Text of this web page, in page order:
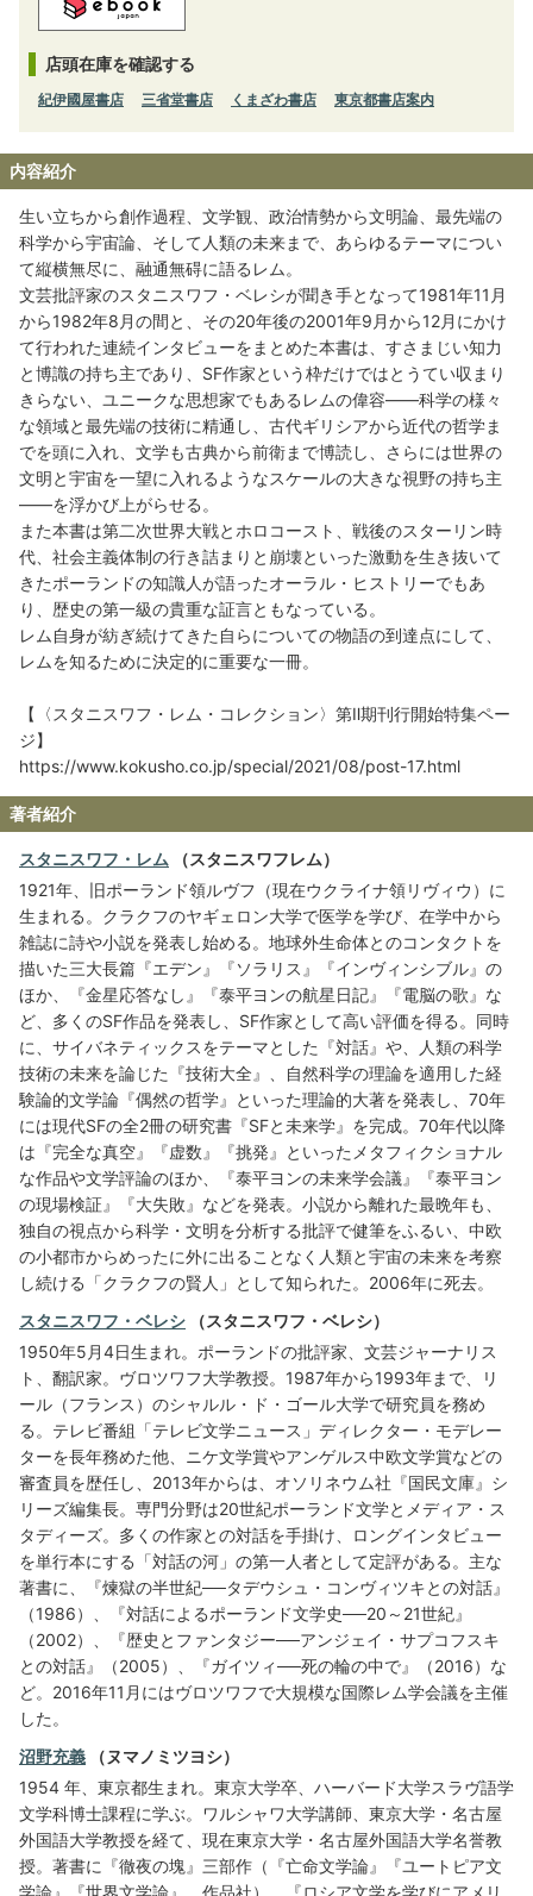
店頭在庫を確認する
紀伊國屋書店 三省堂書店 くまざわ書店 東京都書店案内
内容紹介
生い立ちから創作過程、文学観、政治情勢から文明論、最先端の
科学から宇宙論、そして人類の未来まで、あらゆるテーマについ
て縦横無尽に、融通無碍に語るレム。
文芸批評家のスタニスワフ・ベレシが聞き手となって1981年11月
から1982年8月の間と、その20年後の2001年9月から12月にかけ
て行われた連続インタビューをまとめた本書は、すさまじい知力
と博識の持ち主であり、SF作家という枠だけではとうてい収まり
きらない、ユニークな思想家でもあるレムの偉容――科学の様々
な領域と最先端の技術に精通し、古代ギリシアから近代の哲学ま
でを頭に入れ、文学も古典から前衛まで博読し、さらには世界の
文明と宇宙を一望に入れるようなスケールの大きな視野の持ち主
――を浮かび上がらせる。
また本書は第二次世界大戦とホロコースト、戦後のスターリン時
代、社会主義体制の行き詰まりと崩壊といった激動を生き抜いて
きたポーランドの知識人が語ったオーラル・ヒストリーでもあ
り、歴史の第一級の貴重な証言ともなっている。
レム自身が紡ぎ続けてきた自らについての物語の到達点にして、
レムを知るために決定的に重要な一冊。
【〈スタニスワフ・レム・コレクション〉第Ⅱ期刊行開始特集ペー
ジ】
https://www.kokusho.co.jp/special/2021/08/post-17.html
著者紹介
スタニスワフ・レム （スタニスワフレム）
1921年、旧ポーランド領ルヴフ（現在ウクライナ領リヴィウ）に
生まれる。クラクフのヤギェロン大学で医学を学び、在学中から
雑誌に詩や小説を発表し始める。地球外生命体とのコンタクトを
描いた三大長篇『エデン』『ソラリス』『インヴィンシブル』の
ほか、『金星応答なし』『泰平ヨンの航星日記』『電脳の歌』な
ど、多くのSF作品を発表し、SF作家として高い評価を得る。同時
に、サイバネティックスをテーマとした『対話』や、人類の科学
技術の未来を論じた『技術大全』、自然科学の理論を適用した経
験論的文学論『偶然の哲学』といった理論的大著を発表し、70年
には現代SFの全2冊の研究書『SFと未来学』を完成。70年代以降
は『完全な真空』『虚数』『挑発』といったメタフィクショナル
な作品や文学評論のほか、『泰平ヨンの未来学会議』『泰平ヨン
の現場検証』『大失敗』などを発表。小説から離れた最晩年も、
独自の視点から科学・文明を分析する批評で健筆をふるい、中欧
の小都市からめったに外に出ることなく人類と宇宙の未来を考察
し続ける「クラクフの賢人」として知られた。2006年に死去。
スタニスワフ・ベレシ （スタニスワフ・ベレシ）
1950年5月4日生まれ。ポーランドの批評家、文芸ジャーナリス
ト、翻訳家。ヴロツワフ大学教授。1987年から1993年まで、リ
ール（フランス）のシャルル・ド・ゴール大学で研究員を務め
る。テレビ番組「テレビ文学ニュース」ディレクター・モデレー
ターを長年務めた他、ニケ文学賞やアンゲルス中欧文学賞などの
審査員を歴任し、2013年からは、オソリネウム社『国民文庫』シ
リーズ編集長。専門分野は20世紀ポーランド文学とメディア・ス
タディーズ。多くの作家との対話を手掛け、ロングインタビュー
を単行本にする「対話の河」の第一人者として定評がある。主な
著書に、『煉獄の半世紀──タデウシュ・コンヴィツキとの対話』
（1986）、『対話によるポーランド文学史──20～21世紀』
（2002）、『歴史とファンタジー──アンジェイ・サプコフスキ
との対話』（2005）、『ガイツィ──死の輪の中で』（2016）な
ど。2016年11月にはヴロツワフで大規模な国際レム学会議を主催
した。
沼野充義 （ヌマノミツヨシ）
1954 年、東京都生まれ。東京大学卒、ハーバード大学スラヴ語学
文学科博士課程に学ぶ。ワルシャワ大学講師、東京大学・名古屋
外国語大学教授を経て、現在東京大学・名古屋外国語大学名誉教
授。著書に『徹夜の塊』三部作（『亡命文学論』『ユートピア文